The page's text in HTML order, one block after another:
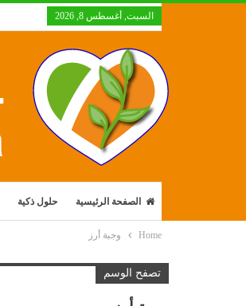
السبت, أغسطس 8, 2026
الصفحة الرئيسية حلول ذكية
Home وجبة أرز
تصفح الوسم